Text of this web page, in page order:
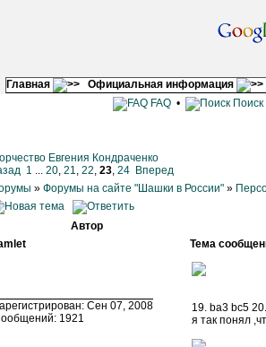
Главная
Официальная информация
FAQ• Поиск
Евгения Кондраченко
1 ... 20, 21, 22, 23, 24 Вперед
» Форумы на сайте "Шашки в России" »
Автор
Тема
Сен 07, 2008
1921
19. ba3 bc5
я так понял